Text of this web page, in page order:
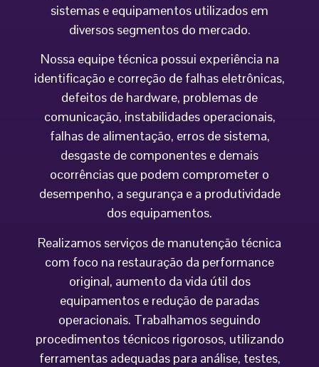
sistemas e equipamentos utilizados em
diversos segmentos do mercado.
Nossa equipe técnica possui experiência na
identificação e correção de falhas eletrônicas,
defeitos de hardware, problemas de
comunicação, instabilidades operacionais,
falhas de alimentação, erros de sistema,
desgaste de componentes e demais
ocorrências que podem comprometer o
desempenho, a segurança e a produtividade
dos equipamentos.
Realizamos serviços de manutenção técnica
com foco na restauração da performance
original, aumento da vida útil dos
equipamentos e redução de paradas
operacionais. Trabalhamos seguindo
procedimentos técnicos rigorosos, utilizando
ferramentas adequadas para análise, testes,